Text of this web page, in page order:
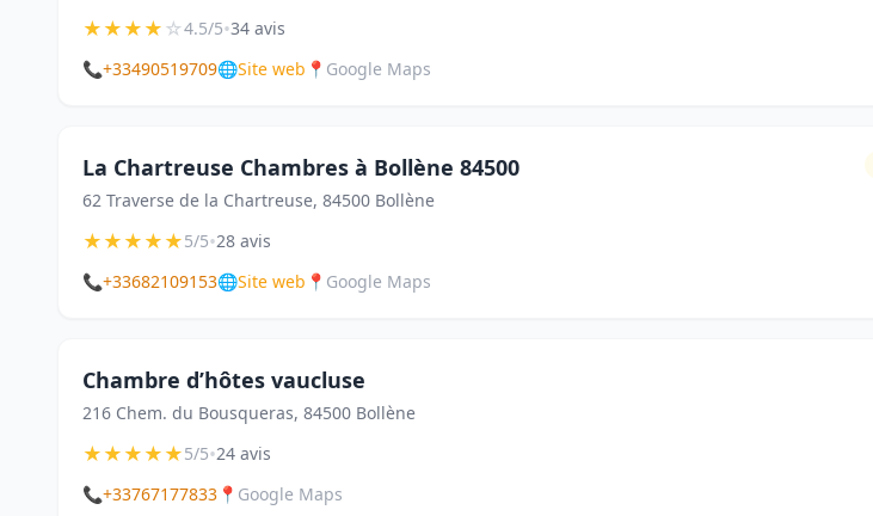
★★★★☆4.5/5•34 avis
📞+33490519709🌐Site web 📍 Google Maps
La Chartreuse Chambres à Bollène 84500
62 Traverse de la Chartreuse, 84500 Bollène
★★★★★5/5•28 avis
📞+33682109153🌐Site web 📍 Google Maps
Chambre d’hôtes vaucluse
216 Chem. du Bousqueras, 84500 Bollène
★★★★★5/5•24 avis
📞+33767177833 📍 Google Maps